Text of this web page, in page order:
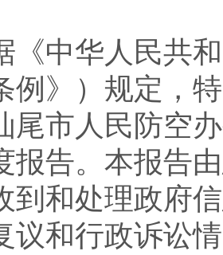
中华人民共和
例》）规定，
尾市人民防空
报告。本报告
到和处理政府
议和行政诉讼